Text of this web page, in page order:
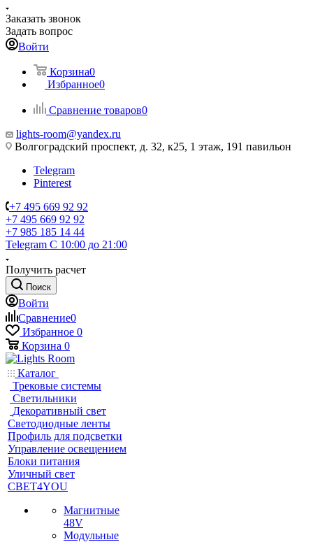
Заказать звонок
Задать вопрос
Войти
Корзина0
Избранное0
Сравнение товаров0
lights-room@yandex.ru
Волгоградский проспект, д. 32, к25, 1 этаж, 191 павильон
Telegram
Pinterest
+7 495 669 92 92
+7 495 669 92 92
+7 985 185 14 44
Telegram С 10:00 до 21:00
Получить расчет
Поиск
Войти
Сравнение0
Избранное 0
Корзина 0
Каталог
Трековые системы
Светильники
Декоративный свет
Светодиодные ленты
Профиль для подсветки
Управление освещением
Блоки питания
Уличный свет
СВЕТ4YOU
Магнитные
48V
Модульные